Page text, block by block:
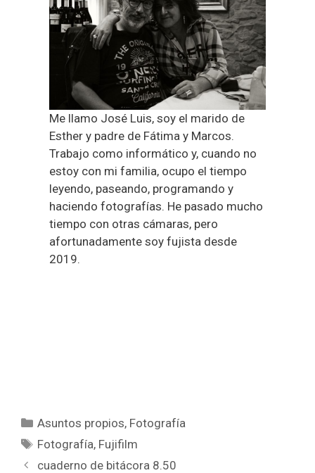
Me llamo José Luis, soy el marido de
Esther y padre de Fátima y Marcos.
Trabajo como informático y, cuando no
estoy con mi familia, ocupo el tiempo
leyendo, paseando, programando y
haciendo fotografías. He pasado mucho
tiempo con otras cámaras, pero
afortunadamente soy fujista desde
2019.
Categorías
Asuntos propios, Fotografía
Etiquetas
Fotografía, Fujifilm
cuaderno de bitácora 8.50